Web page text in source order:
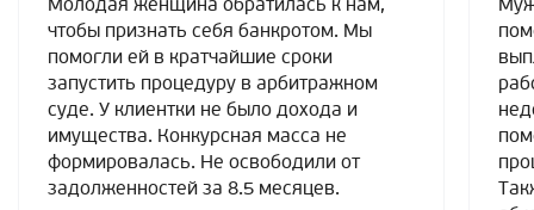
Молодая женщина обратилась к нам,
чтобы признать себя банкротом. Мы
помогли ей в кратчайшие сроки
запустить процедуру в арбитражном
суде. У клиентки не было дохода и
имущества. Конкурсная масса не
формировалась. Не освободили от
задолженностей за 8.5 месяцев.